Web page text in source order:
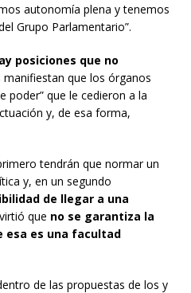
autonomía plena y tenemos
Grupo Parlamentario”.
posiciones que no
manifiestan que los órganos
poder” que le cedieron a la
y, de esa forma,
tendrán que normar un
y, en un segundo
de llegar a una
que no se garantiza la
esa es una facultad
de las propuestas de los y